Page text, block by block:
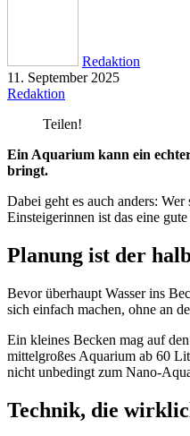
Redaktion
11. September 2025
Redaktion
Teilen!
Ein Aquarium kann ein
bringt.
Dabei geht es auch anders:
Einsteigerinnen ist das eine
Planung ist der
Bevor überhaupt Wasser ins
sich einfach machen, ohne an
Ein kleines Becken mag auf
mittelgroßes Aquarium ab 60
nicht unbedingt zum Nano-
Technik, die